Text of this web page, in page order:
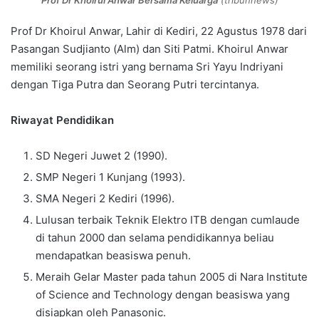
Prof Dr Khoirul Anwar, Lahir di Kediri, 22 Agustus 1978 dari
Pasangan Sudjianto (Alm) dan Siti Patmi. Khoirul Anwar
memiliki seorang istri yang bernama Sri Yayu Indriyani
dengan Tiga Putra dan Seorang Putri tercintanya.
Riwayat Pendidikan
SD Negeri Juwet 2 (1990).
SMP Negeri 1 Kunjang (1993).
SMA Negeri 2 Kediri (1996).
Lulusan terbaik Teknik Elektro ITB dengan cumlaude
di tahun 2000 dan selama pendidikannya beliau
mendapatkan beasiswa penuh.
Meraih Gelar Master pada tahun 2005 di Nara Institute
of Science and Technology dengan beasiswa yang
disiapkan oleh Panasonic.